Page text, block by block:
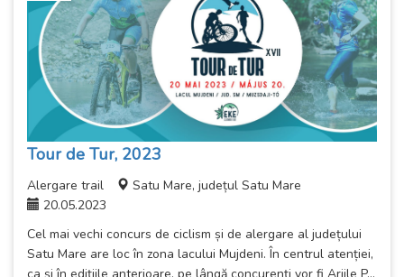
Tour de Tur, 2023
Alergare trail
Satu Mare, județul Satu Mare
20.05.2023
Cel mai vechi concurs de ciclism și de alergare al județului
Satu Mare are loc în zona lacului Mujdeni. În centrul atenției,